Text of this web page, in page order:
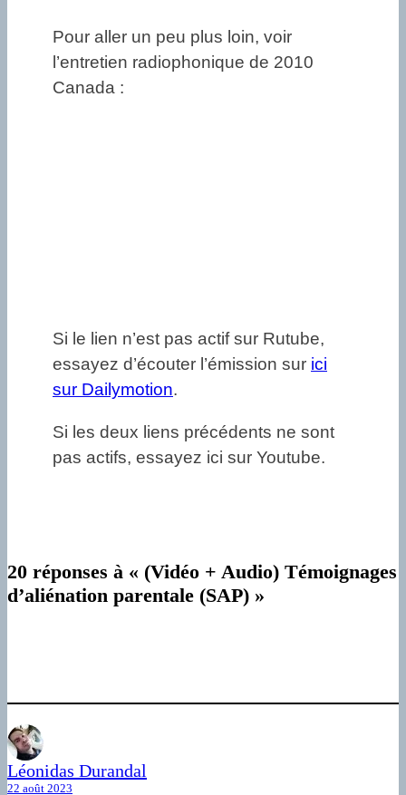
Pour aller un peu plus loin, voir
l’entretien radiophonique de 2010
Canada :
Si le lien n’est pas actif sur Rutube,
essayez d’écouter l’émission sur ici
sur Dailymotion.
Si les deux liens précédents ne sont
pas actifs, essayez ici sur Youtube.
20 réponses à « (Vidéo + Audio) Témoignages
d’aliénation parentale (SAP) »
Léonidas Durandal
22 août 2023